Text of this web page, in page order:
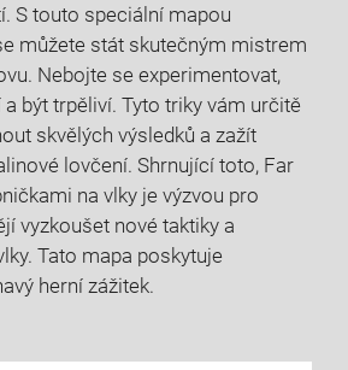
S touto speciální mapou
můžete stát skutečným mistrem
Nebojte se experimentovat,
být trpěliví. Tyto triky vám určitě
skvělých výsledků a zažít
lovčení. Shrnující toto, Far
na vlky je výzvou pro
vyzkoušet nové taktiky a
Tato mapa poskytuje
herní zážitek.